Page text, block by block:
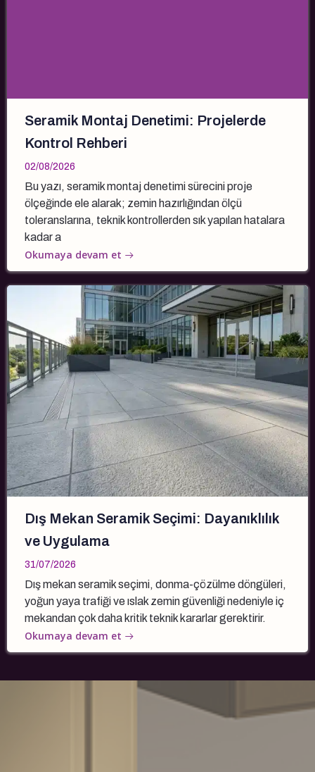
Seramik Montaj Denetimi: Projelerde
Kontrol Rehberi
02/08/2026
Bu yazı, seramik montaj denetimi sürecini proje
ölçeğinde ele alarak; zemin hazırlığından ölçü
toleranslarına, teknik kontrollerden sık yapılan hatalara
kadar a
Okumaya devam et
Dış Mekan Seramik Seçimi: Dayanıklılık
ve Uygulama
31/07/2026
Dış mekan seramik seçimi, donma-çözülme döngüleri,
yoğun yaya trafiği ve ıslak zemin güvenliği nedeniyle iç
mekandan çok daha kritik teknik kararlar gerektirir.
Okumaya devam et